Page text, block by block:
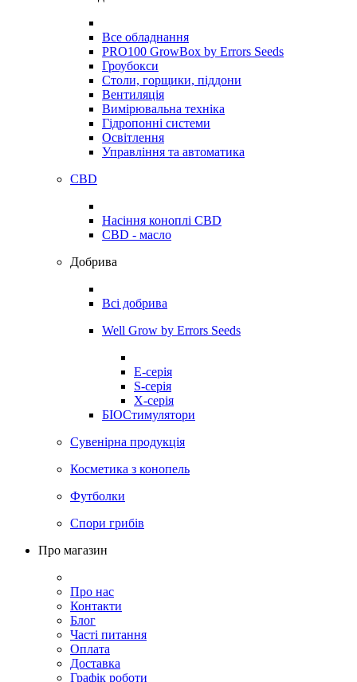
Все обладнання
PRO100 GrowBox by Errors Seeds
Гроубокси
Столи, горщики, піддони
Вентиляція
Вимірювальна техніка
Гідропонні системи
Освітлення
Управління та автоматика
CBD
Насіння коноплі CBD
CBD - масло
Добрива
Всі добрива
Well Grow by Errors Seeds
E-серія
S-серія
X-серія
БІОСтимулятори
Сувенірна продукція
Косметика з конопель
Футболки
Спори грибів
Про магазин
Про нас
Контакти
Блог
Часті питання
Оплата
Доставка
Графік роботи